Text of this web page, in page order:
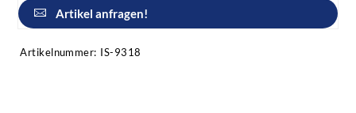
Artikel anfragen!
Artikelnummer: IS-9318